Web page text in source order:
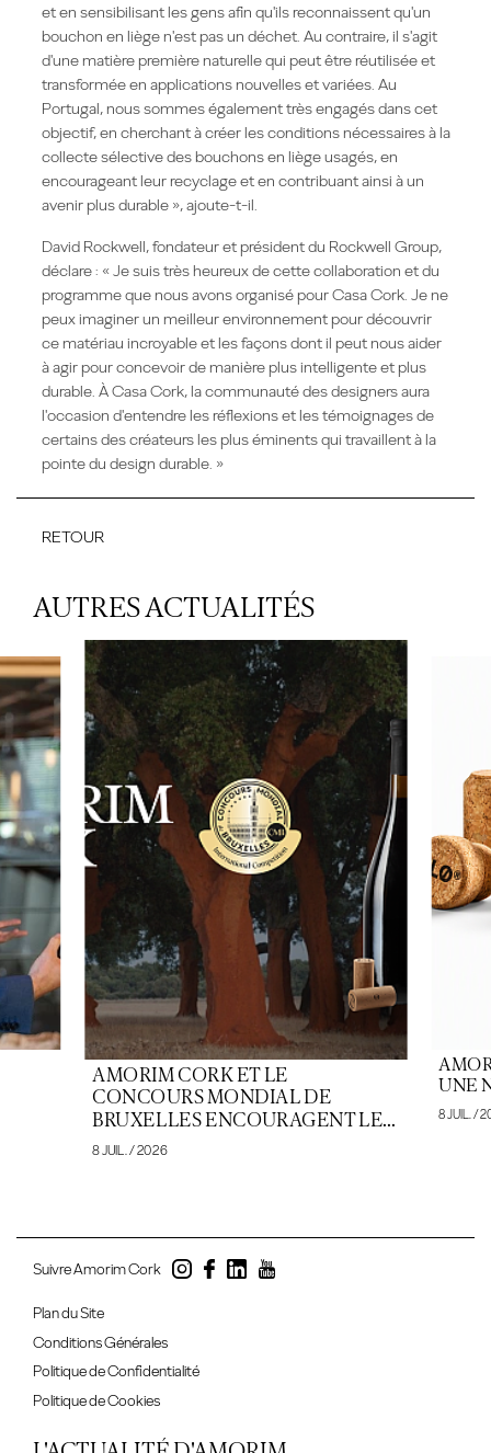
et en sensibilisant les gens afin qu'ils reconnaissent qu'un
bouchon en liège n'est pas un déchet. Au contraire, il s'agit
d'une matière première naturelle qui peut être réutilisée et
transformée en applications nouvelles et variées. Au
Portugal, nous sommes également très engagés dans cet
objectif, en cherchant à créer les conditions nécessaires à la
collecte sélective des bouchons en liège usagés, en
encourageant leur recyclage et en contribuant ainsi à un
avenir plus durable », ajoute-t-il.
David Rockwell, fondateur et président du Rockwell Group,
déclare : « Je suis très heureux de cette collaboration et du
programme que nous avons organisé pour Casa Cork. Je ne
peux imaginer un meilleur environnement pour découvrir
ce matériau incroyable et les façons dont il peut nous aider
à agir pour concevoir de manière plus intelligente et plus
durable. À Casa Cork, la communauté des designers aura
l'occasion d'entendre les réflexions et les témoignages de
certains des créateurs les plus éminents qui travaillent à la
pointe du design durable. »
RETOUR
AUTRES ACTUALITÉS
AMORIM CORK ET LE
CONCOURS MONDIAL DE
BRUXELLES ENCOURAGENT LE...
8 JUIL. / 2026
UNE
8 JUIL. /
Suivre Amorim Cork
Plan du Site
Conditions Générales
Politique de Confidentialité
Politique de Cookies